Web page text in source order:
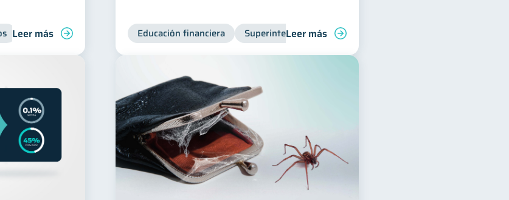
Inclusión financiera Finanzas para jóvenes Manejo de deudas Finanzas familiares
Leer más Educación financiera Superintendencia de Bancos
Leer más